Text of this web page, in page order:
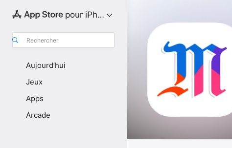
pour iPhone
Rechercher
Aujourd’hui
Jeux
Apps
Arcade